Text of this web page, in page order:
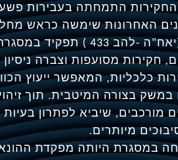
התמחתה בעבירות פשע
האחרונות שימשה כראש
הונאה (יאח"ה -להב 433
חקירות מסועפות וצברה
כלכליות, המאפשר ייעוץ
במשק בצורה המיטבית. תוך
מורכבים, שיביא לפתרון
מיותרים.
במסגרת היותה מפקדת